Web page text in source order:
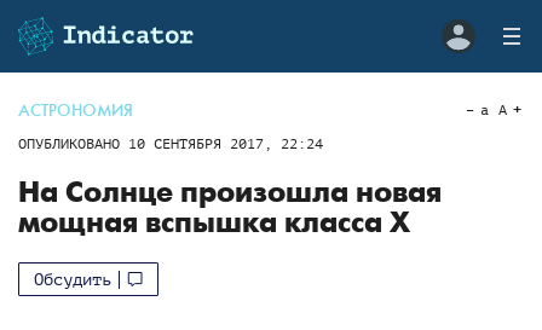
АСТРОНОМИЯ
ОПУБЛИКОВАНО 10 СЕНТЯБРЯ 2017, 22:24
a A
На Солнце произошла новая
мощная вспышка класса Х
Обсудить